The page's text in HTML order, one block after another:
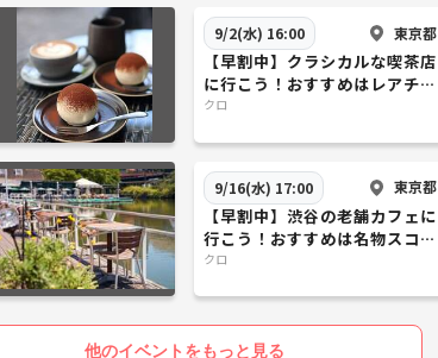
9/2(水) 16:00 東京都
【早割中】クラシカルな喫茶店
に行こう！おすすめはレアチー
ズケーキ🌸🌸
クロ
9/16(水) 17:00 東京都
【早割中】渋谷の老舗カフェに
行こう！おすすめは名物スコー
ンです🍠🍠🍠
クロ
他のイベントをもっと見る